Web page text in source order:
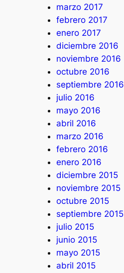
marzo 2017
febrero 2017
enero 2017
diciembre 2016
noviembre 2016
octubre 2016
septiembre 2016
julio 2016
mayo 2016
abril 2016
marzo 2016
febrero 2016
enero 2016
diciembre 2015
noviembre 2015
octubre 2015
septiembre 2015
julio 2015
junio 2015
mayo 2015
abril 2015